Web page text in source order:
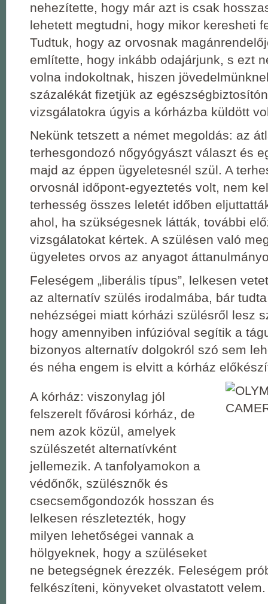
nehezítette, hogy már azt is csak
lehetett megtudni, hogy mikor keresheti
Tudtuk, hogy az orvosnak
említette, hogy inkább odajárjunk, s ezt
volna indokoltnak, hiszen
százalékát fizetjük az
vizsgálatokra úgyis a kórházba küldött
Nekünk tetszett a német megoldás: az
terhesgondozó nőgyógyászt választ és
majd az éppen ügyeletesnél szül. A
orvosnál időpont-egyeztetés volt, nem
terhesség összes leletét időben
ahol, ha szükségesnek látták, további
vizsgálatokat kértek. A szülésen való
ügyeletes orvos az anyagot
Feleségem „liberális típus”, lelkesen
az alternatív szülés irodalmába, bár
nehézségei miatt kórházi szülésről lesz
hogy amennyiben infúzióval segítik a
bizonyos alternatív dolgokról szó sem
és néha engem is elvitt a kórház
A kórház: viszonylag jól
felszerelt fővárosi kórház, de
nem azok közül, amelyek
szülészetét alternatívként
jellemezik. A tanfolyamokon a
védőnők, szülésznők és
csecsemőgondozók hosszan és
lelkesen részletezték, hogy
milyen lehetőségei vannak a
hölgyeknek, hogy a szüléseket
ne betegségnek érezzék. Feleségem
felkészíteni, könyveket olvastatott velem.